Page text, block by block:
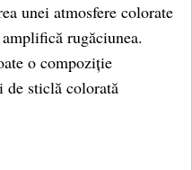
unei atmosfere colorate
rugăciunea.
o compoziție
de sticlă colorată